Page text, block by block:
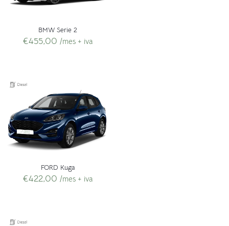
BMW Serie 2
€455,00 /mes + iva
FORD Kuga
€422,00 /mes + iva